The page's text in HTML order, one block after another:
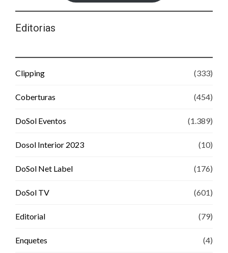
Editorias
Clipping (333)
Coberturas (454)
DoSol Eventos (1.389)
Dosol Interior 2023 (10)
DoSol Net Label (176)
DoSol TV (601)
Editorial (79)
Enquetes (4)